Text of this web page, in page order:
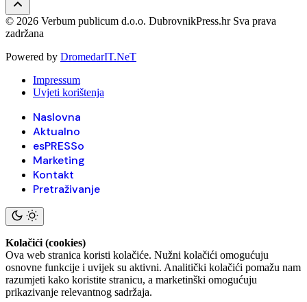
© 2026 Verbum publicum d.o.o. DubrovnikPress.hr Sva prava
zadržana
Powered by DromedarIT.NeT
Impressum
Uvjeti korištenja
Naslovna
Aktualno
esPRESSo
Marketing
Kontakt
Pretraživanje
Kolačići (cookies)
Ova web stranica koristi kolačiće. Nužni kolačići omogućuju
osnovne funkcije i uvijek su aktivni. Analitički kolačići pomažu nam
razumjeti kako koristite stranicu, a marketinški omogućuju
prikazivanje relevantnog sadržaja.